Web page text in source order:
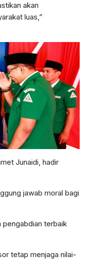
akan
luas,”
Junaidi, hadir
jawab moral bagi
pengabdian terbaik
tetap menjaga nilai-